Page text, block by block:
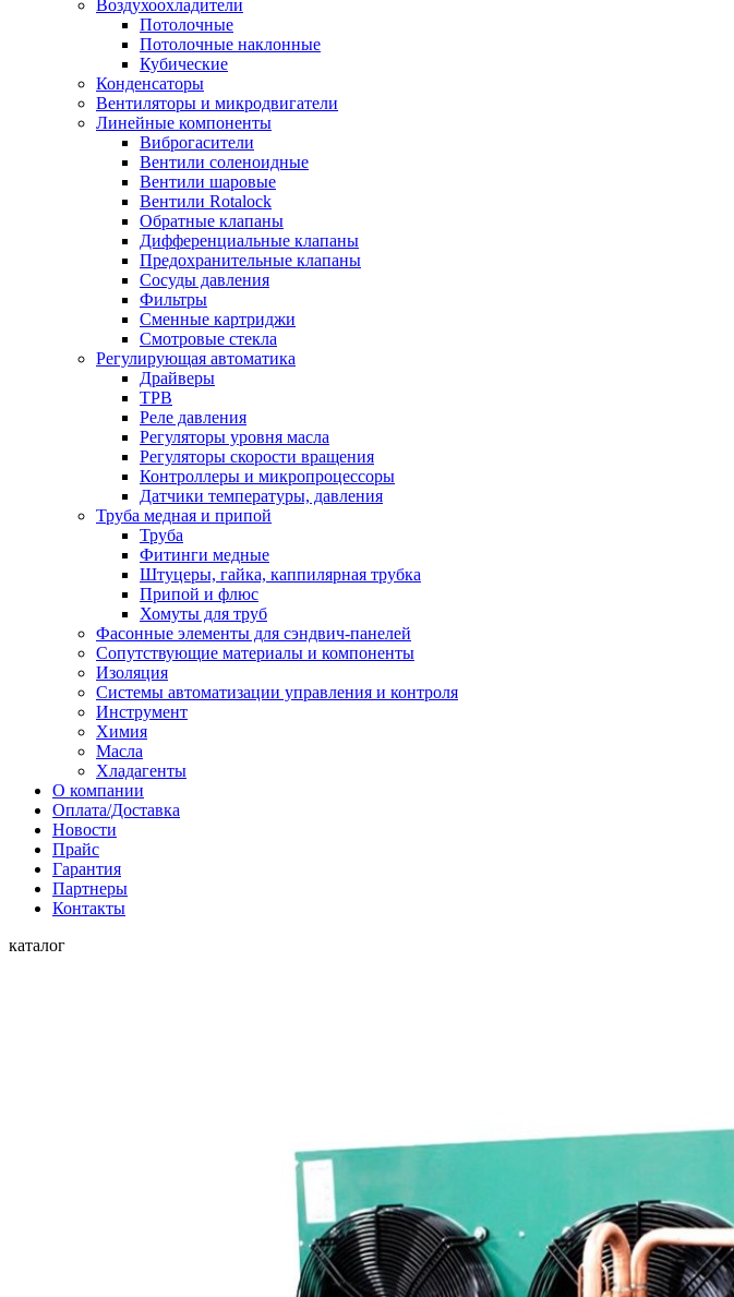
Воздухоохладители
Потолочные
Потолочные наклонные
Кубические
Конденсаторы
Вентиляторы и микродвигатели
Линейные компоненты
Виброгасители
Вентили соленоидные
Вентили шаровые
Вентили Rotalock
Обратные клапаны
Дифференциальные клапаны
Предохранительные клапаны
Сосуды давления
Фильтры
Сменные картриджи
Смотровые стекла
Регулирующая автоматика
Драйверы
ТРВ
Реле давления
Регуляторы уровня масла
Регуляторы скорости вращения
Контроллеры и микропроцессоры
Датчики температуры, давления
Труба медная и припой
Труба
Фитинги медные
Штуцеры, гайка, каппилярная трубка
Припой и флюс
Хомуты для труб
Фасонные элементы для сэндвич-панелей
Сопутствующие материалы и компоненты
Изоляция
Системы автоматизации управления и контроля
Инструмент
Химия
Масла
Хладагенты
О компании
Оплата/Доставка
Новости
Прайс
Гарантия
Партнеры
Контакты
каталог